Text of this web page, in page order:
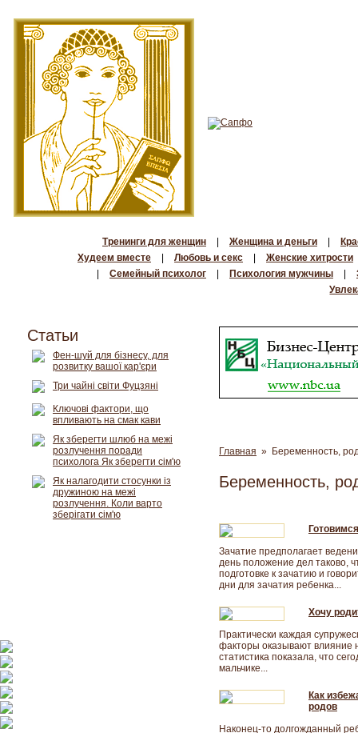
Тренинги для женщин Женщина и деньги
Худеем вместе
Любовь и секс
Женские хитрости
Семейный психолог Психология мужчины
Главная » Беременность,
Беременность,
Зачатие предполагает
день положение дел таково,
подготовке к зачатию и
дни для зачатия ребенка...
Хочу
Практически каждая
факторы оказывают влияние
статистика показала, что
мальчике...
Как
родов
Наконец-то долгожданный
Статьи
Фен-шуй для бізнесу, для
розвитку вашої кар'єри
Три чайні світи Фуцзяні
Ключові фактори, що
впливають на смак кави
Як зберегти шлюб на межі
розлучення поради
психолога Як зберегти сім'ю
Як налагодити стосунки із
дружиною на межі
розлучення. Коли варто
зберігати сім'ю